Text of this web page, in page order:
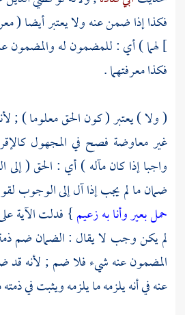
فكذا إذا ضمن عنه ولا يعتبر أيضا (
]لهما ) أي : للمضمون له والمضمون
فكذا معرفتهما .
( ولا ) يعتبر ( كون الحق معلوما ) ;
غير معاوضة فصح في المجهول
واجبا إذا كان مآله ) أي : الحق (
ضمان ما لم يجب إذا آل إلى الوجوب
حمل بعير وأنا به زعيم} فدلت الآية
لم يكن وجب لا يقال : الضمان ضم ذمة
المضمون عنه شيء فلا ضم ; لأنه قد
عنه في أنه يلزمه ما يلزمه ويثبت في